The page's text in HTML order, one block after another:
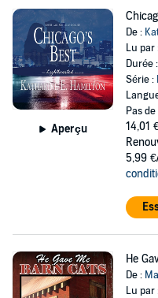
Aperçu
De :
Lu par
Durée
Série :
Pas
14,01
5,99
He
De :
Lu par